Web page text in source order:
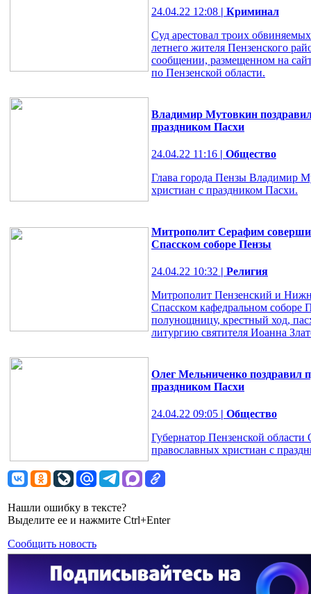
24.04.22 12:08 | Криминал
Суд арестовал троих
летнего жителя Пензенского
сообщении, размещенном на
по Пензенской области.
Владимир Мутовкин
праздником Пасхи
24.04.22 11:16 | Общество
Глава города Пензы Владимир
христиан с праздником Пасхи.
Митрополит Серафим
Спасском соборе Пензы
24.04.22 10:32 | Религия
Митрополит Пензенский и
Спасском кафедральном
полунощницу, крестный ход,
литургию святителя Иоанна
Олег Мельниченко поздравил
праздником Пасхи
24.04.22 09:05 | Общество
Губернатор Пензенской
православных христиан с
Нашли ошибку в тексте?
Выделите ее и нажмите Ctrl+Enter
Сообщить новость